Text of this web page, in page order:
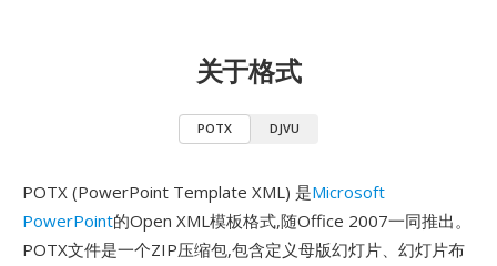
关于格式
POTX DJVU
POTX (PowerPoint Template XML) 是Microsoft
PowerPoint的Open XML模板格式,随Office 2007一同推出。
POTX文件是一个ZIP压缩包,包含定义母版幻灯片、幻灯片布